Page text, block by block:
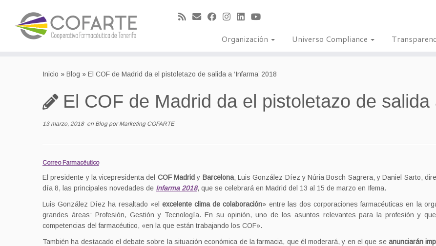
Organización
Universo Compliance
Inicio » Blog » El COF de Madrid da el pistoletazo de salida a ‘Infarma’ 2018
El COF de Madrid da el pistoletazo de salida
13 marzo, 2018en Blog porMarketing COFARTE
Correo Farmacéutico
El presidente y la vicepresidenta del COF Madrid y Barcelona, Luis González Díez y Núria Bosch Sagrera, y Daniel Sarto,
día 8, las principales novedades de Infarma 2018, que se celebrará en Madrid del 13 al 15 de marzo en Ifema.
Luis González Díez ha resaltado «el excelente clima de colaboración» entre las dos corporaciones farmacéuticas en la
grandes áreas: Profesión, Gestión y Tecnología. En su opinión, uno de los asuntos relevantes para la profesión y
competencias del farmacéutico, «en la que están trabajando los COF».
También ha destacado el debate sobre la situación económica de la farmacia, que él moderará, y en el que seanunciarán